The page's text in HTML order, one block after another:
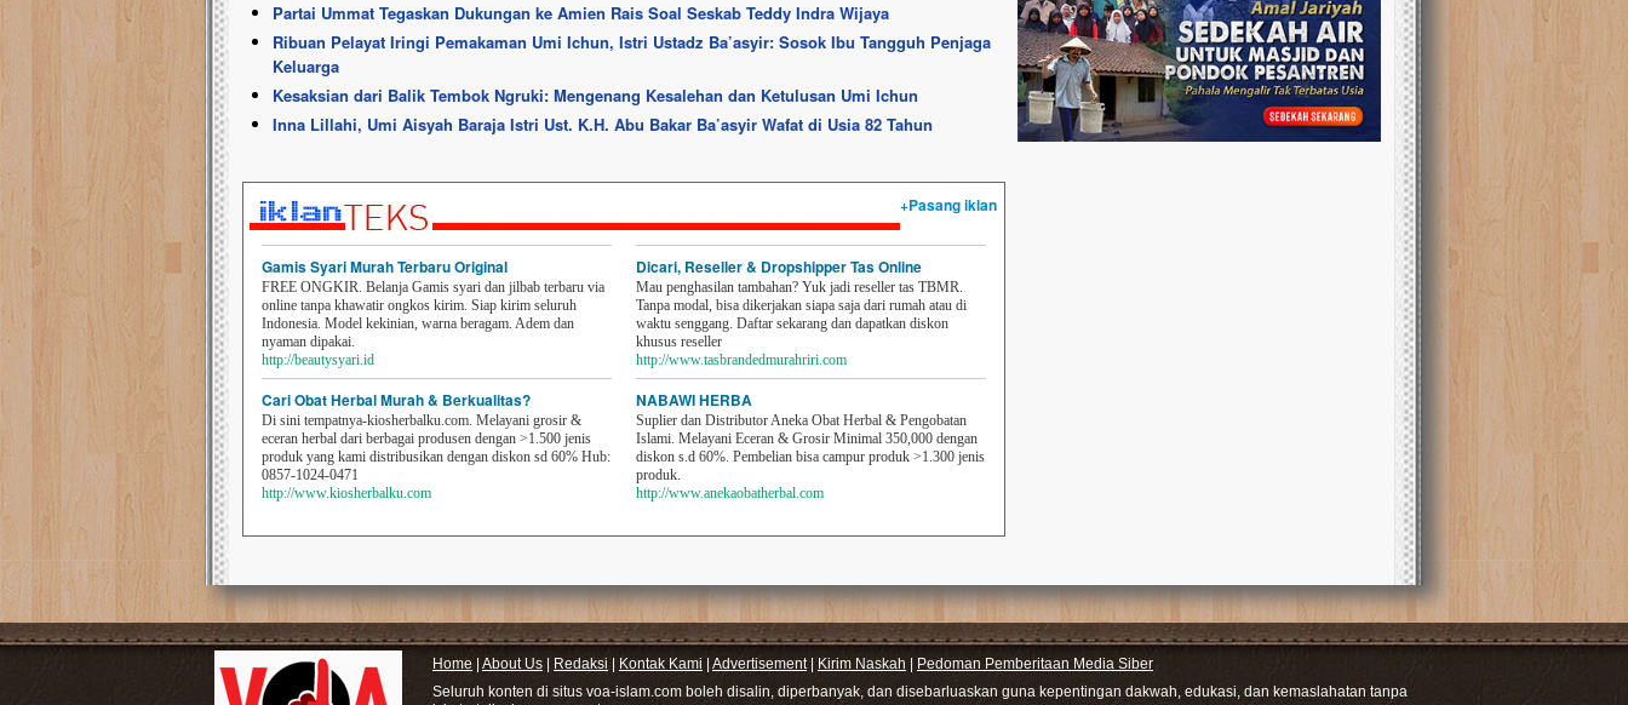
Partai Ummat Tegaskan Dukungan ke Amien Rais Soal Seskab Teddy Indra Wijaya
Ribuan Pelayat Iringi Pemakaman Umi Ichun, Istri Ustadz Ba’asyir: Sosok Ibu Tangguh Penjaga
Keluarga
Kesaksian dari Balik Tembok Ngruki: Mengenang Kesalehan dan Ketulusan Umi Ichun
Inna Lillahi, Umi Aisyah Baraja Istri Ust. K.H. Abu Bakar Ba’asyir Wafat di Usia 82 Tahun
+Pasang iklan
Gamis Syari Murah Terbaru Original
FREE ONGKIR. Belanja Gamis syari dan jilbab terbaru via
online tanpa khawatir ongkos kirim. Siap kirim seluruh
Indonesia. Model kekinian, warna beragam. Adem dan
nyaman dipakai.
http://beautysyari.id
Cari Obat Herbal Murah & Berkualitas?
Di sini tempatnya-kiosherbalku.com. Melayani grosir &
eceran herbal dari berbagai produsen dengan >1.500 jenis
produk yang kami distribusikan dengan diskon sd 60% Hub:
0857-1024-0471
http://www.kiosherbalku.com
Dicari, Reseller & Dropshipper Tas Online
Mau penghasilan tambahan? Yuk jadi reseller tas TBMR.
Tanpa modal, bisa dikerjakan siapa saja dari rumah atau di
waktu senggang. Daftar sekarang dan dapatkan diskon
khusus reseller
http://www.tasbrandedmurahriri.com
NABAWI HERBA
Suplier dan Distributor Aneka Obat Herbal & Pengobatan
Islami. Melayani Eceran & Grosir Minimal 350,000 dengan
diskon s.d 60%. Pembelian bisa campur produk >1.300 jenis
produk.
http://www.anekaobatherbal.com
Home About Us Redaksi Kontak Kami Advertisement| Kirim Naskah
Pedoman Pemberitaan Media Siber
Seluruh konten di situs voa-islam.com boleh disalin, diperbanyak, dan disebarluaskan guna kepentingan dakwah, edukasi, dan kemaslahatan tanpa